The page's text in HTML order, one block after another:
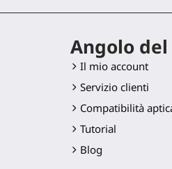
Angolo
Il mio account
Servizio clienti
Compatibilità
Tutorial
Blog